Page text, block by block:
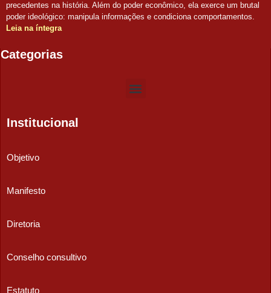
precedentes na história. Além do poder econômico, ela exerce um brutal
poder ideológico: manipula informações e condiciona comportamentos.
Leia na íntegra
Categorias
Institucional
Objetivo
Manifesto
Diretoria
Conselho consultivo
Estatuto